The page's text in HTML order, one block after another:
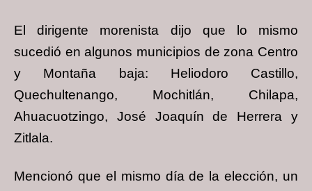
El dirigente morenista dijo que lo mismo
sucedió en algunos municipios de zona Centro
y Montaña baja: Heliodoro Castillo,
Quechultenango, Mochitlán, Chilapa,
Ahuacuotzingo, José Joaquín de Herrera y
Zitlala.
Mencionó que el mismo día de la elección, un